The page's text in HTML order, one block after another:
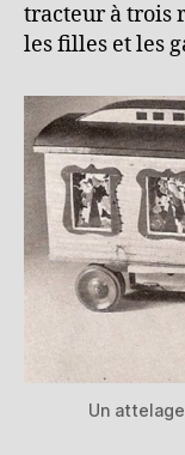
tracteur à trois
les filles et les
Un